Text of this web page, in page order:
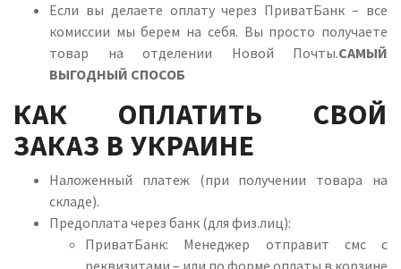
Если вы делаете оплату через ПриватБанк – все
комиссии мы берем на себя. Вы просто получаете
товар на отделении Новой Почты.САМЫЙ
ВЫГОДНЫЙ СПОСОБ
КАК ОПЛАТИТЬ СВОЙ
ЗАКАЗ В УКРАИНЕ
Наложенный платеж (при получении товара на
складе).
Предоплата через банк (для физ.лиц):
ПриватБанк: Менеджер отправит смс с